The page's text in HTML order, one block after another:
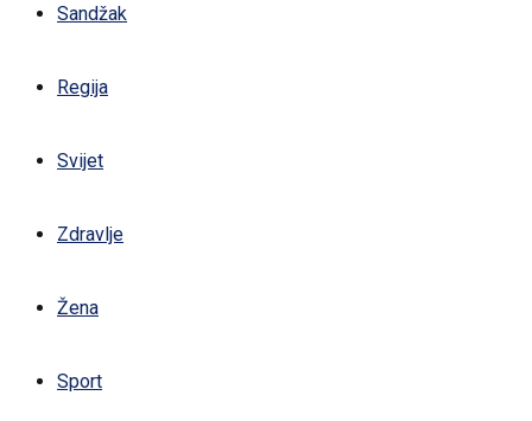
Sandžak
Regija
Svijet
Zdravlje
Žena
Sport